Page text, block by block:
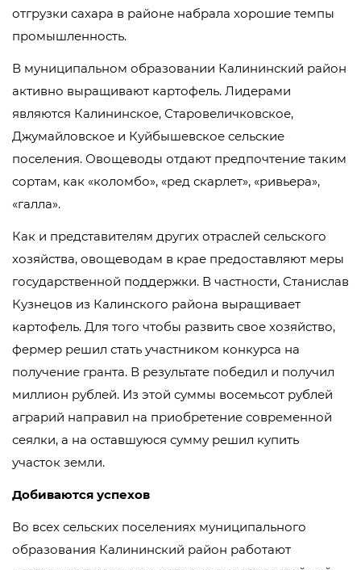
отгрузки сахара в районе набрала хорошие темпы
промышленность.
В муниципальном образовании Калининский район
активно выращивают картофель. Лидерами
являются Калининское, Старовеличковское,
Джумайловское и Куйбышевское сельские
поселения. Овощеводы отдают предпочтение таким
сортам, как «коломбо», «ред скарлет», «ривьера»,
«галла».
Как и представителям других отраслей сельского
хозяйства, овощеводам в крае предоставляют меры
государственной поддержки. В частности, Станислав
Кузнецов из Калинского района выращивает
картофель. Для того чтобы развить свое хозяйство,
фермер решил стать участником конкурса на
получение гранта. В результате победил и получил
миллион рублей. Из этой суммы восемьсот рублей
аграрий направил на приобретение современной
сеялки, а на оставшуюся сумму решил купить
участок земли.
Добиваются успехов
Во всех сельских поселениях муниципального
образования Калининский район работают